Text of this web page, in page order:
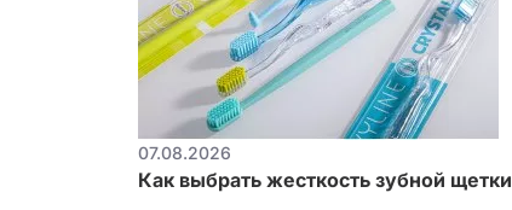
07.08.2026
Как выбрать жесткость зубной щетки